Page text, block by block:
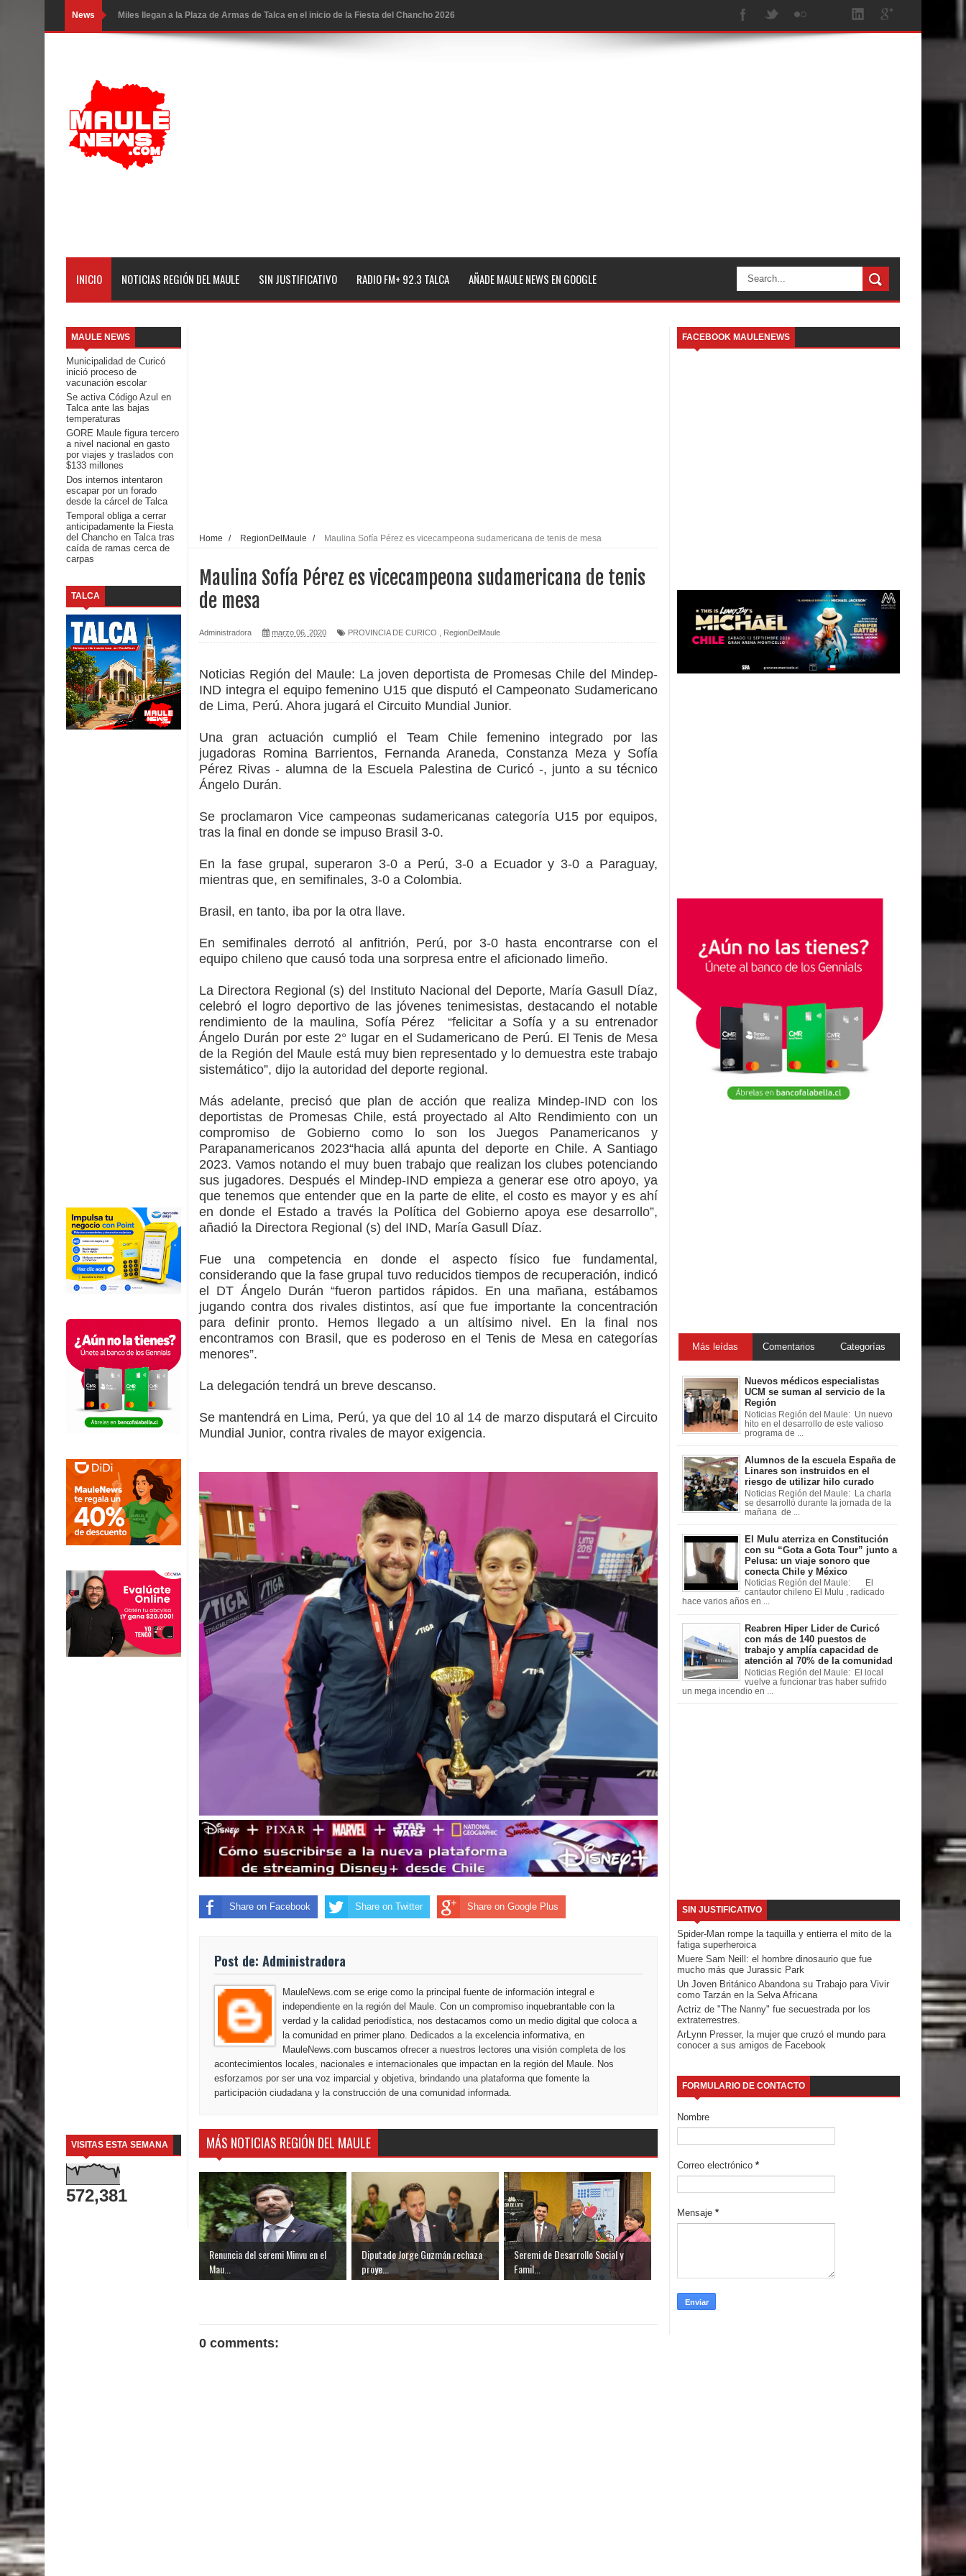
News Miles llegan a la Plaza de Armas de Talca en el inicio de la Fiesta del Chancho 2026
Torneo de Asadores reúne a 13 equipos en la Fiesta del Chancho 2026 en Talca
Matrimonios Linarenses Celebraron Bodas de Oro
Departamento Comunal de Salud de Curicó desarrollará jornada de vacunación contra la Influenza y otros
virus respiratorios
comunidades escolares
Alta positividad en influenza hace que expertos reiteren llamado a vacunarse
Seremi de Desarrollo Social y Familia mantiene despliegue para apoyar a niños y adolescentes durante la
emergencia.
Del anime al K-pop: especialistas U. de Chile analizan el creciente interés por las culturas japonesa y coreana
Renuncia del seremi Minvu en el Maule golpea al Gobierno en medio de denuncias por viviendas sociales en
Talca
Diputado Jorge Guzmán rechaza proyecto de interconexión eléctrica en la alta cordillera del Maule por su
impacto ambiental
Municipalidad de Curicó apuesta a la innovación en tecnología educativa con nuevas pantallas interactivas del
Colegio El Boldo
Municipalidad de Curicó inició proceso de vacunación escolar
Se activa Código Azul en Talca ante las bajas temperaturas
GORE Maule figura tercero a nivel nacional en gasto por viajes y traslados con $133 millones
Dos internos intentaron escapar por un forado desde la cárcel de Talca
Temporal obliga a cerrar anticipadamente la Fiesta del Chancho en Talca tras caída de ramas cerca de carpas
INICIO NOTICIAS REGIÓN DEL MAULE SIN JUSTIFICATIVO RADIO FM+ 92.3 TALCA AÑADE MAULE NEWS EN GOOGLE
MAULE NEWS
Municipalidad de Curicó
inició proceso de
vacunación escolar
Se activa Código Azul en
Talca ante las bajas
temperaturas
GORE Maule figura tercero
a nivel nacional en gasto
por viajes y traslados con
$133 millones
Dos internos intentaron
escapar por un forado
desde la cárcel de Talca
Temporal obliga a cerrar
anticipadamente la Fiesta
del Chancho en Talca tras
caída de ramas cerca de
carpas
TALCA
VISITAS ESTA SEMANA
572,381
Home / RegionDelMaule / Maulina Sofía Pérez es vicecampeona sudamericana de tenis de mesa
Maulina Sofía Pérez es vicecampeona sudamericana de tenis
de mesa
Administradora marzo 06, 2020 PROVINCIA DE CURICO RegionDelMaule
Noticias Región del Maule: La joven deportista de Promesas Chile del Mindep-
IND integra el equipo femenino U15 que disputó el Campeonato Sudamericano
de Lima, Perú. Ahora jugará el Circuito Mundial Junior.
Una gran actuación cumplió el Team Chile femenino integrado por las
jugadoras Romina Barrientos, Fernanda Araneda, Constanza Meza y Sofía
Pérez Rivas - alumna de la Escuela Palestina de Curicó -, junto a su técnico
Ángelo Durán.
Se proclamaron Vice campeonas sudamericanas categoría U15 por equipos,
tras la final en donde se impuso Brasil 3-0.
En la fase grupal, superaron 3-0 a Perú, 3-0 a Ecuador y 3-0 a Paraguay,
mientras que, en semifinales, 3-0 a Colombia.
Brasil, en tanto, iba por la otra llave.
En semifinales derrotó al anfitrión, Perú, por 3-0 hasta encontrarse con el
equipo chileno que causó toda una sorpresa entre el aficionado limeño.
La Directora Regional (s) del Instituto Nacional del Deporte, María Gasull Díaz,
celebró el logro deportivo de las jóvenes tenimesistas, destacando el notable
rendimiento de la maulina, Sofía Pérez “felicitar a Sofía y a su entrenador
Ángelo Durán por este 2° lugar en el Sudamericano de Perú. El Tenis de Mesa
de la Región del Maule está muy bien representado y lo demuestra este trabajo
sistemático”, dijo la autoridad del deporte regional.
Más adelante, precisó que plan de acción que realiza Mindep-IND con los
deportistas de Promesas Chile, está proyectado al Alto Rendimiento con un
compromiso de Gobierno como lo son los Juegos Panamericanos y
Parapanamericanos 2023“hacia allá apunta del deporte en Chile. A Santiago
2023. Vamos notando el muy buen trabajo que realizan los clubes potenciando
sus jugadores. Después el Mindep-IND empieza a generar ese otro apoyo, ya
que tenemos que entender que en la parte de elite, el costo es mayor y es ahí
en donde el Estado a través la Política del Gobierno apoya ese desarrollo”,
añadió la Directora Regional (s) del IND, María Gasull Díaz.
Fue una competencia en donde el aspecto físico fue fundamental,
considerando que la fase grupal tuvo reducidos tiempos de recuperación, indicó
el DT Ángelo Durán “fueron partidos rápidos. En una mañana, estábamos
jugando contra dos rivales distintos, así que fue importante la concentración
para definir pronto. Hemos llegado a un altísimo nivel. En la final nos
encontramos con Brasil, que es poderoso en el Tenis de Mesa en categorías
menores”.
La delegación tendrá un breve descanso.
Se mantendrá en Lima, Perú, ya que del 10 al 14 de marzo disputará el Circuito
Mundial Junior, contra rivales de mayor exigencia.
Share on Facebook Share on Twitter Share on Google Plus
Post de: Administradora
MauleNews.com se erige como la principal fuente de información integral e
independiente en la región del Maule. Con un compromiso inquebrantable con la
verdad y la calidad periodística, nos destacamos como un medio digital que coloca a
la comunidad en primer plano. Dedicados a la excelencia informativa, en
MauleNews.com buscamos ofrecer a nuestros lectores una visión completa de los
acontecimientos locales, nacionales e internacionales que impactan en la región del Maule. Nos
esforzamos por ser una voz imparcial y objetiva, brindando una plataforma que fomente la
participación ciudadana y la construcción de una comunidad informada.
MÁS NOTICIAS REGIÓN DEL MAULE
Renuncia del seremi Minvu en el
Mau...
Diputado Jorge Guzmán rechaza
proye...
Seremi de Desarrollo Social y
Famil...
0 comments:
FACEBOOK MAULENEWS
Más leídas Comentarios Categorías
Nuevos médicos especialistas
UCM se suman al servicio de la
Región
Noticias Región del Maule: Un nuevo
hito en el desarrollo de este valioso
programa de ...
Alumnos de la escuela España de
Linares son instruidos en el
riesgo de utilizar hilo curado
Noticias Región del Maule: La charla
se desarrolló durante la jornada de la
mañana de ...
El Mulu aterriza en Constitución
con su “Gota a Gota Tour” junto a
Pelusa: un viaje sonoro que
conecta Chile y México
Noticias Región del Maule: El
cantautor chileno El Mulu , radicado
hace varios años en ...
Reabren Hiper Lider de Curicó
con más de 140 puestos de
trabajo y amplía capacidad de
atención al 70% de la comunidad
Noticias Región del Maule: El local
vuelve a funcionar tras haber sufrido
un mega incendio en ...
SIN JUSTIFICATIVO
Spider-Man rompe la taquilla y entierra el mito de la
fatiga superheroica
Muere Sam Neill: el hombre dinosaurio que fue
mucho más que Jurassic Park
Un Joven Británico Abandona su Trabajo para Vivir
como Tarzán en la Selva Africana
Actriz de "The Nanny" fue secuestrada por los
extraterrestres.
ArLynn Presser, la mujer que cruzó el mundo para
conocer a sus amigos de Facebook
FORMULARIO DE CONTACTO
Nombre
Correo electrónico *
Mensaje *